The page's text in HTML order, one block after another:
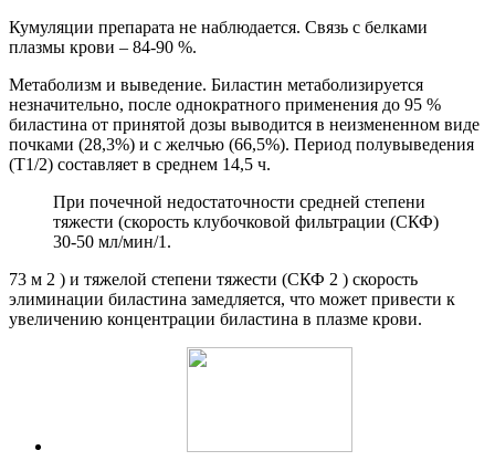
Кумуляции препарата не наблюдается. Связь с белками
плазмы крови – 84-90 %.
Метаболизм и выведение. Биластин метаболизируется
незначительно, после однократного применения до 95 %
биластина от принятой дозы выводится в неизмененном виде
почками (28,3%) и с желчью (66,5%). Период полувыведения
(Т1/2) составляет в среднем 14,5 ч.
При почечной недостаточности средней степени
тяжести (скорость клубочковой фильтрации (СКФ)
30-50 мл/мин/1.
73 м 2 ) и тяжелой степени тяжести (СКФ 2 ) скорость
элиминации биластина замедляется, что может привести к
увеличению концентрации биластина в плазме крови.